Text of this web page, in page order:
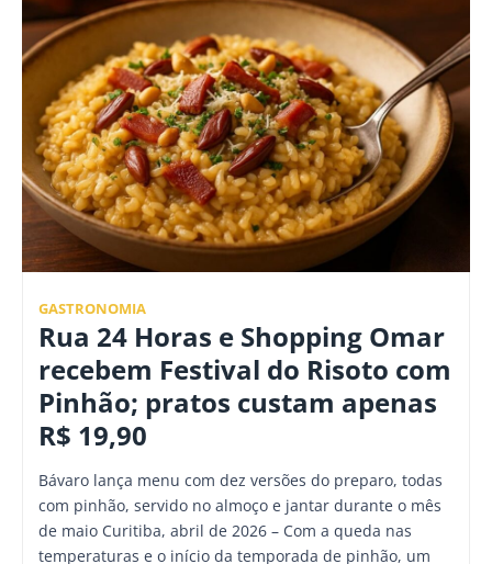
GASTRONOMIA
Rua 24 Horas e Shopping Omar
recebem Festival do Risoto com
Pinhão; pratos custam apenas
R$ 19,90
Bávaro lança menu com dez versões do preparo, todas
com pinhão, servido no almoço e jantar durante o mês
de maio Curitiba, abril de 2026 – Com a queda nas
temperaturas e o início da temporada de pinhão, um